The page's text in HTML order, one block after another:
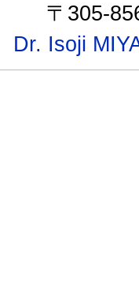
〒305-
Dr. Isoji